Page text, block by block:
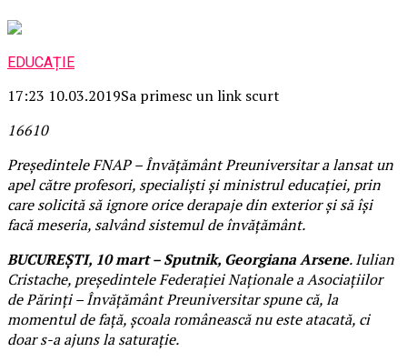
EDUCAȚIE
17:23 10.03.2019Sa primesc un link scurt
16610
Președintele FNAP – Învățământ Preuniversitar a lansat un
apel către profesori, specialiști și ministrul educației, prin
care solicită să ignore orice derapaje din exterior și să își
facă meseria, salvând sistemul de învățământ.
BUCUREȘTI, 10 mart – Sputnik, Georgiana Arsene. Iulian
Cristache, președintele Federației Naționale a Asociațiilor
de Părinți – Învățământ Preuniversitar spune că, la
momentul de față, școala românească nu este atacată, ci
doar s-a ajuns la saturație.